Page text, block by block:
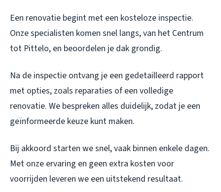
Een renovatie begint met een kosteloze inspectie.
Onze specialisten komen snel langs, van het Centrum
tot Pittelo, en beoordelen je dak grondig.
Na de inspectie ontvang je een gedetailleerd rapport
met opties, zoals reparaties of een volledige
renovatie. We bespreken alles duidelijk, zodat je een
geïnformeerde keuze kunt maken.
Bij akkoord starten we snel, vaak binnen enkele dagen.
Met onze ervaring en geen extra kosten voor
voorrijden leveren we een uitstekend resultaat.